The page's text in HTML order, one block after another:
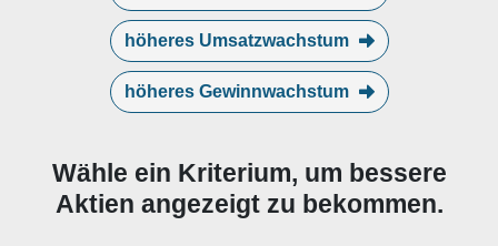
höheres Umsatzwachstum
höheres Gewinnwachstum
Wähle ein Kriterium, um bessere
Aktien angezeigt zu bekommen.